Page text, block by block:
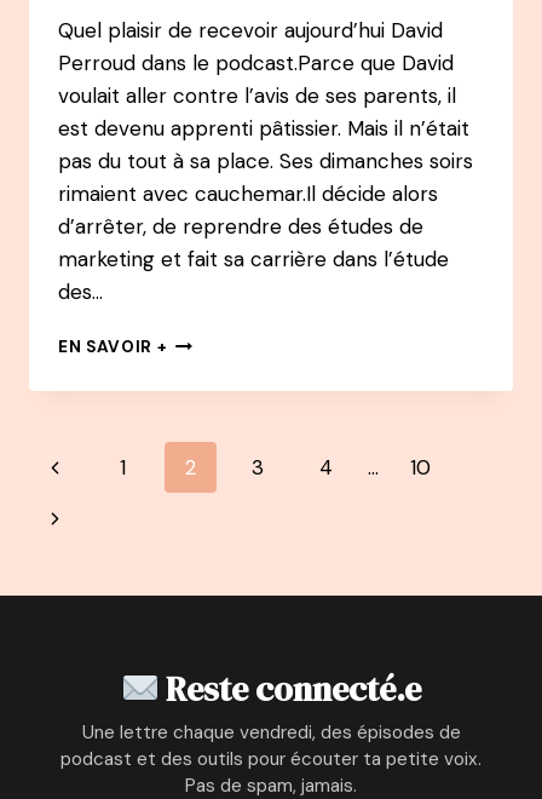
Quel plaisir de recevoir aujourd’hui David
Perroud dans le podcast.Parce que David
voulait aller contre l’avis de ses parents, il
est devenu apprenti pâtissier. Mais il n’était
pas du tout à sa place. Ses dimanches soirs
rimaient avec cauchemar.Il décide alors
d’arrêter, de reprendre des études de
marketing et fait sa carrière dans l’étude
des…
EN SAVOIR + 141
–
PERROUD
DE
AUTEUR
À
SUCCÈS
Navigation
de
Page
précédente
1 2 3 4 …
10
Page
Reste connecté.e
Une lettre chaque vendredi, des épisodes de
podcast et des outils pour écouter ta petite voix.
Pas de spam, jamais.